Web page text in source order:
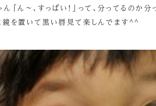
「ん～、すっぱい！」って、分ってるの
鏡を置いて黒い唇見て楽しんでます^^